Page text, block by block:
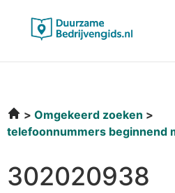
Omgekeerd zoeken
telefoonnummers beginnend
302020938